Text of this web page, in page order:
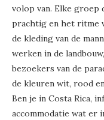
volop van. Elke groep
prachtig en het ritme
de kleding van de
werken in de
bezoekers van de
de kleuren wit, rood
Ben je in Costa Rica,
accommodatie wat er